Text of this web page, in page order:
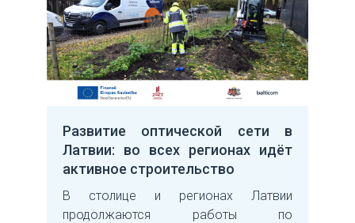
Развитие оптической сети в
Латвии: во всех регионах идёт
активное строительство
В столице и регионах Латвии
продолжаются работы по